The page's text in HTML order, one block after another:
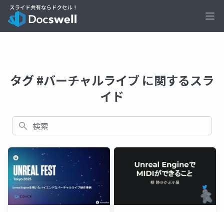
タグ #バーチャルライブ に関するスラ
イド
検索